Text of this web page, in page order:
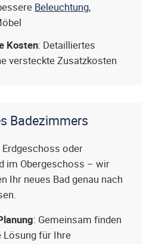
Beleuchtung,
Kosten: Detailliertes
versteckte Zusatzkosten
Badezimmers
Erdgeschoss oder
im Obergeschoss – wir
Ihr neues Bad genau nach
: Gemeinsam finden
Lösung für Ihre